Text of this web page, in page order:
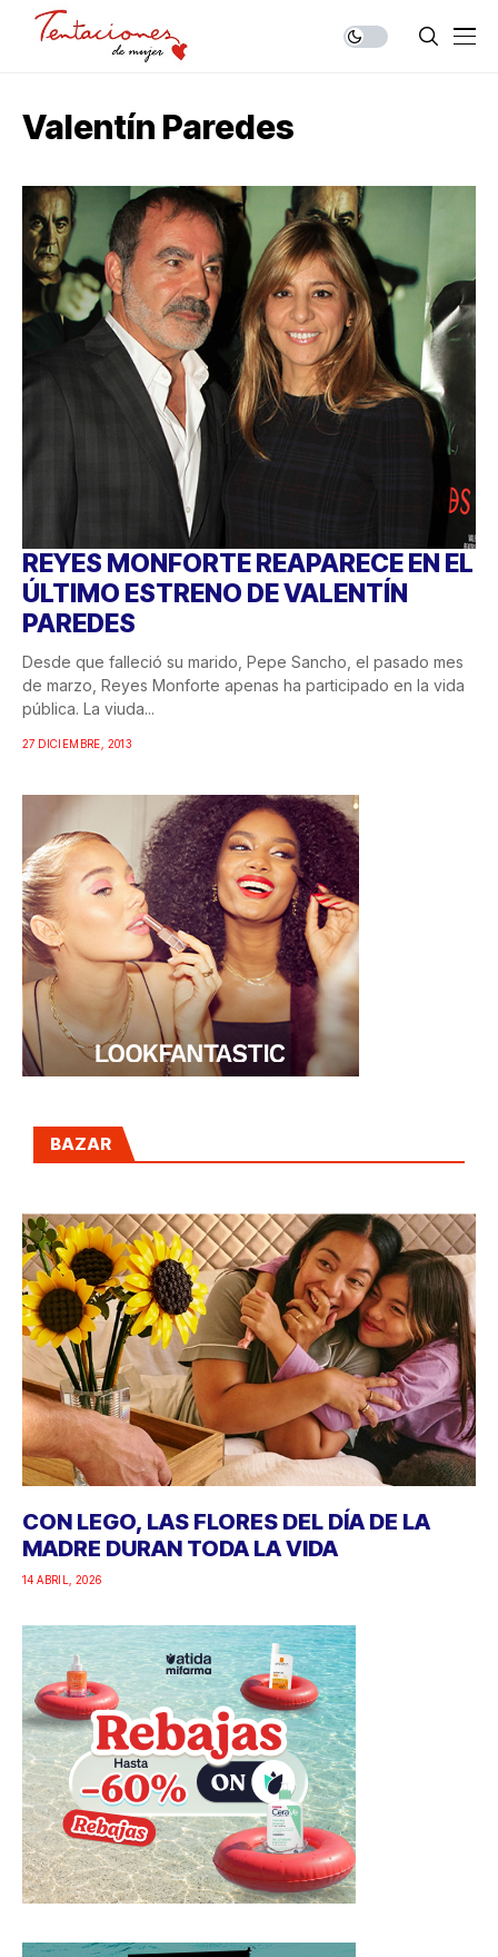
Valentín Paredes
REYES MONFORTE REAPARECE EN EL
ÚLTIMO ESTRENO DE VALENTÍN
PAREDES
Desde que falleció su marido, Pepe Sancho, el pasado mes
de marzo, Reyes Monforte apenas ha participado en la vida
pública. La viuda...
27 DICIEMBRE, 2013
BAZAR
CON LEGO, LAS FLORES DEL DÍA DE LA
MADRE DURAN TODA LA VIDA
14 ABRIL, 2026